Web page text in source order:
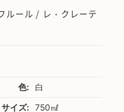
ルール / レ・クレーテ
色:
白
サイズ:
750㎖